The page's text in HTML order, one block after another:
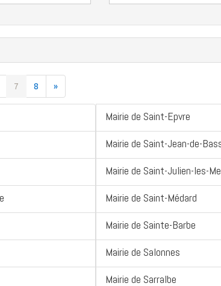
7 8 »
Mairie de Saint-Epvre
Mairie de Saint-Jean-de-
Mairie de Saint-Julien-les-
Mairie de Saint-Médard
Mairie de Sainte-Barbe
Mairie de Salonnes
Mairie de Sarralbe